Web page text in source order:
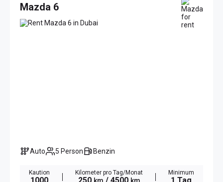
Mazda 6
Auto 5 Person Benzin
Kaution Kilometer pro Tag/Monat Minimum